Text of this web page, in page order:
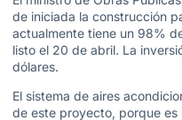
de iniciada la construcción
actualmente tiene un 98%
listo el 20 de abril. La
dólares.
El sistema de aires
de este proyecto, porque es